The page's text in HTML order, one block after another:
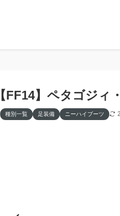
【FF14】ペタゴジィ
種別一覧 足装備 ニーハイブーツ